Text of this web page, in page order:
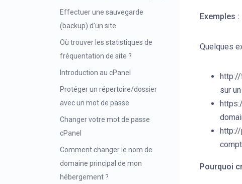
Effectuer une sauvegarde
(backup) d’un site
Où trouver les statistiques de
fréquentation de site ?
Introduction au cPanel
Protéger un répertoire/dossier
avec un mot de passe
Changer votre mot de passe
cPanel
Comment changer le nom de
domaine principal de mon
hébergement ?
Exemples :
Quelques
http://
sur
http://
Pourquoi